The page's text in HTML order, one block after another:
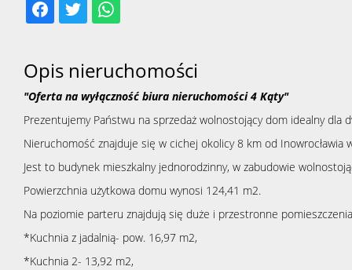
Opis nieruchomości
"Oferta na wyłączność biura nieruchomości 4 Kąty"
Prezentujemy Państwu na sprzedaż wolnostojący dom idealny dla
Nieruchomość znajduje się w cichej okolicy 8 km od Inowrocławia
Jest to budynek mieszkalny jednorodzinny, w zabudowie
Powierzchnia użytkowa domu wynosi 124,41 m2.
Na poziomie parteru znajdują się duże i przestronne
*Kuchnia z jadalnią- pow. 16,97 m2,
*Kuchnia 2- 13,92 m2,